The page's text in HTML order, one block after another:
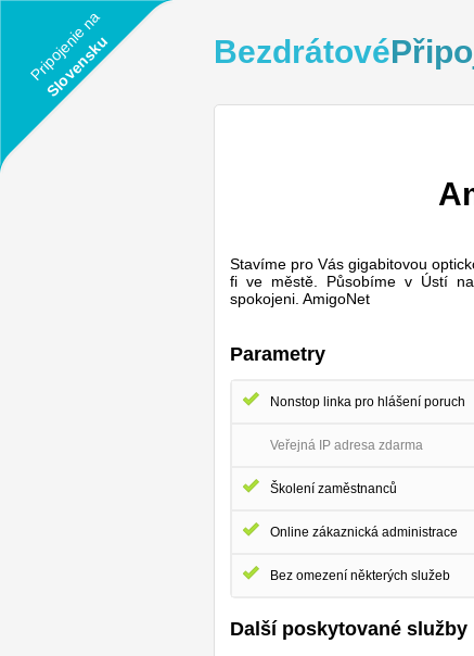
Pripojenie na
Slovensku Bezdrátové
Stavíme pro Vás gigabitovou
fi ve městě. Působíme v Ústí
spokojeni. AmigoNet
Parametry
Nonstop linka pro hlášení poruch
Veřejná IP adresa zdarma
Školení zaměstnanců
Online zákaznická administrace
Bez omezení některých služeb
Další poskytované služby